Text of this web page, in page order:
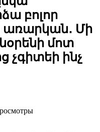
բոլոր
առարկան․ Մի
մոտ
չգիտեի ինչ